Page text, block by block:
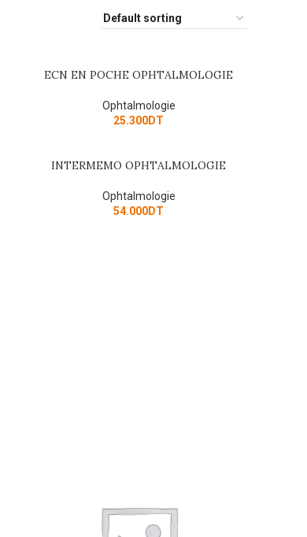
ADD TO CART
ECN EN POCHE OPHTALMOLOGIE
Ophtalmologie
25.300DT
SOLD
READ MORE
INTERMEMO OPHTALMOLOGIE
Ophtalmologie
54.000DT